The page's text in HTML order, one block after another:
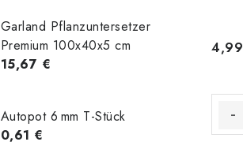
Garland Pflanzuntersetzer
Premium 100x40x5 cm
15,67 €
Autopot 6 mm T-Stück
0,61 €